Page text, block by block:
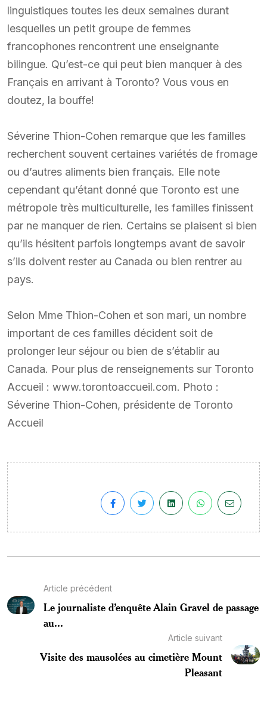
linguistiques toutes les deux semaines durant
lesquelles un petit groupe de femmes
francophones rencontrent une enseignante
bilingue. Qu’est-ce qui peut bien manquer à des
Français en arrivant à Toronto? Vous vous en
doutez, la bouffe!
Séverine Thion-Cohen remarque que les familles
recherchent souvent certaines variétés de fromage
ou d’autres aliments bien français. Elle note
cependant qu’étant donné que Toronto est une
métropole très multiculturelle, les familles finissent
par ne manquer de rien. Certains se plaisent si bien
qu’ils hésitent parfois longtemps avant de savoir
s’ils doivent rester au Canada ou bien rentrer au
pays.
Selon Mme Thion-Cohen et son mari, un nombre
important de ces familles décident soit de
prolonger leur séjour ou bien de s’établir au
Canada. Pour plus de renseignements sur Toronto
Accueil : www.torontoaccueil.com. Photo :
Séverine Thion-Cohen, présidente de Toronto
Accueil
Article précédent
Le journaliste d’enquête Alain Gravel de passage
au...
Article suivant
Visite des mausolées au cimetière Mount
Pleasant